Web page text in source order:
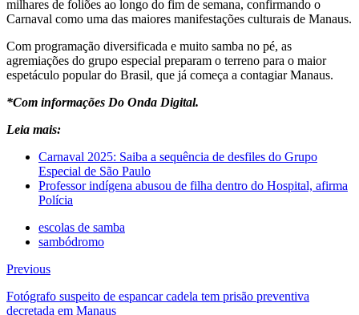
milhares de foliões ao longo do fim de semana, confirmando o
Carnaval como uma das maiores manifestações culturais de Manaus.
Com programação diversificada e muito samba no pé, as
agremiações do grupo especial preparam o terreno para o maior
espetáculo popular do Brasil, que já começa a contagiar Manaus.
*Com informações Do Onda Digital.
Leia mais:
Carnaval 2025: Saiba a sequência de desfiles do Grupo
Especial de São Paulo
Professor indígena abusou de filha dentro do Hospital, afirma
Polícia
escolas de samba
sambódromo
Navegação
de
PreviousPrevious
Fotógrafo suspeito de espancar cadela tem prisão preventiva
decretada em Manaus